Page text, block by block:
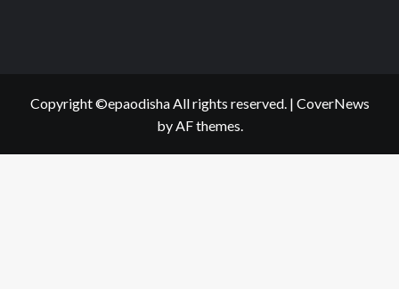
Copyright ©epaodisha All rights reserved. | CoverNews
by AF themes.